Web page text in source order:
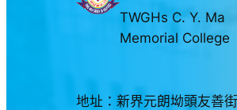
TWGHs C. Y. Ma
Memorial College
地址：新界元朗坳頭友善